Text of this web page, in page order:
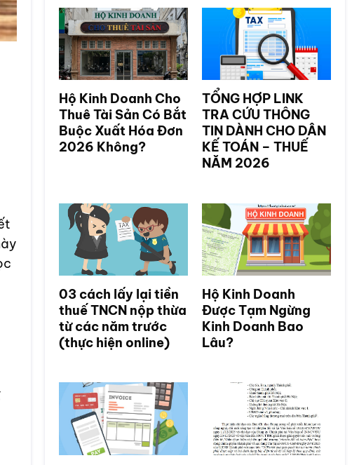
Hộ Kinh Doanh Cho
Thuê Tài Sản Có Bắt
Buộc Xuất Hóa Đơn
2026 Không?
TỔNG HỢP LINK
TRA CỨU THÔNG
TIN DÀNH CHO DÂN
KẾ TOÁN – THUẾ
NĂM 2026
03 cách lấy lại tiền
thuế TNCN nộp thừa
từ các năm trước
(thực hiện online)
Hộ Kinh Doanh
Được Tạm Ngừng
Kinh Doanh Bao
Lâu?